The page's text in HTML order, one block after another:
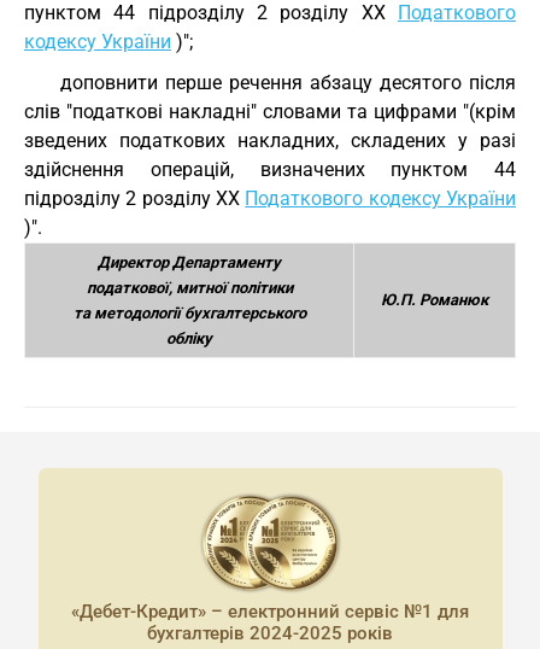
пунктом 44 підрозділу 2 розділу ХХ Податкового
кодексу України )";
доповнити перше речення абзацу десятого після
слів "податкові накладні" словами та цифрами "(крім
зведених податкових накладних, складених у разі
здійснення операцій, визначених пунктом 44
підрозділу 2 розділу ХХ Податкового кодексу України
)".
Директор Департаменту
податкової, митної політики
та методології бухгалтерського
обліку
Ю.П. Романюк
«Дебет-Кредит» – електронний сервіс №1 для
бухгалтерів 2024-2025 років